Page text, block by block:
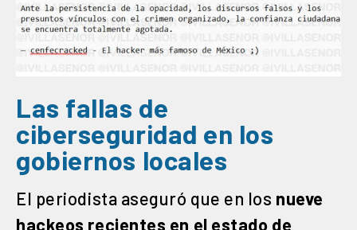
Las fallas de
ciberseguridad en los
gobiernos locales
El periodista aseguró que en los nueve
hackeos recientes en el estado de